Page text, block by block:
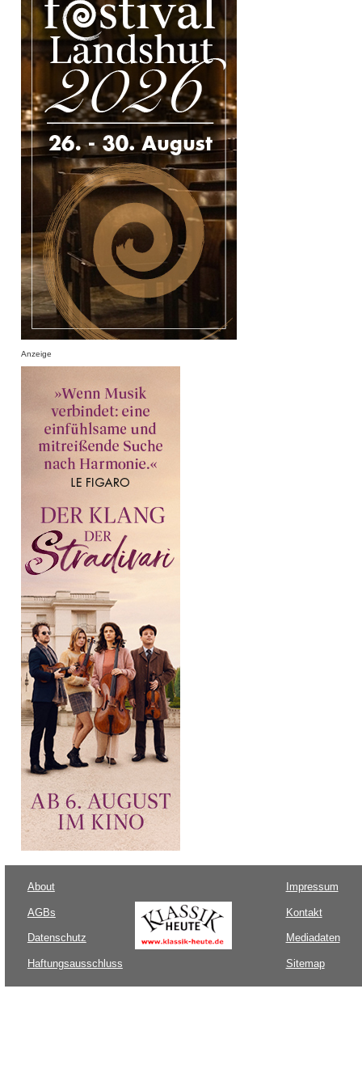
Anzeige
About
AGBs
Datenschutz
Haftungsausschluss
Impressum
Kontakt
Mediadaten
Sitemap